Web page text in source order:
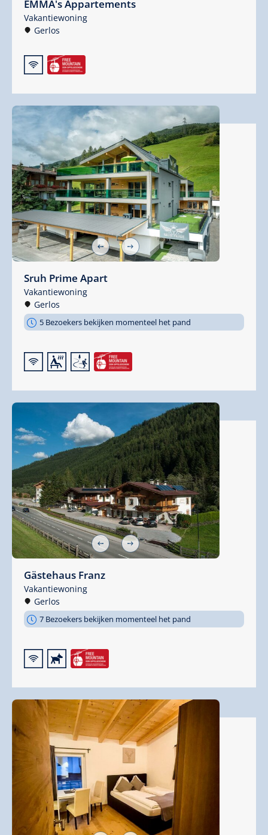
EMMA's Appartements
Vakantiewoning
Gerlos
🜉
Sruh Prime Apart
Vakantiewoning
Gerlos
5 Bezoekers bekijken momenteel het pand
🜉🗔🞷
Gästehaus Franz
Vakantiewoning
Gerlos
7 Bezoekers bekijken momenteel het pand
🜉🔮